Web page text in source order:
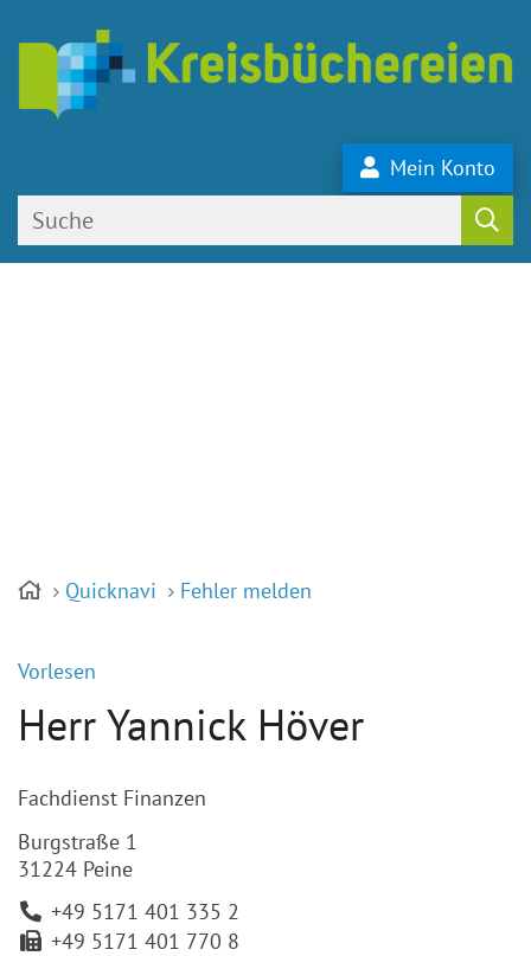
Mein Konto
Quicknavi Fehler melden
Vorlesen
Herr Yannick Höver
Fachdienst Finanzen
Burgstraße 1
31224 Peine
+49 5171 401 335 2
+49 5171 401 770 8